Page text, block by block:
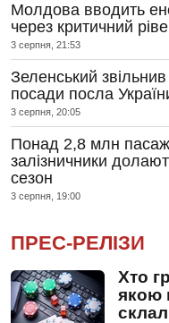
Молдова вводить
через критичний
3 серпня, 21:53
Зеленський
посади посла
3 серпня, 20:05
Понад 2,8 млн
залізничники
сезон
3 серпня, 19:00
ПРЕС-РЕЛІЗИ
Хто
якою